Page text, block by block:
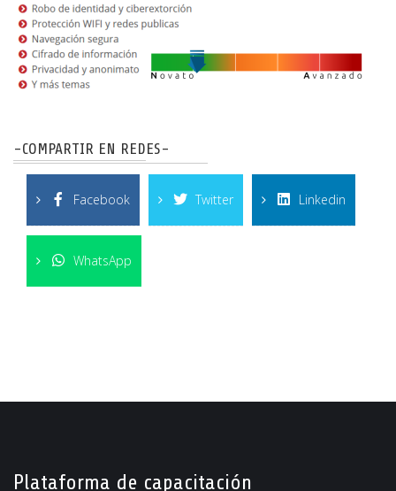
-COMPARTIR EN REDES-
Facebook Twitter Linkedin
WhatsApp
Plataforma de capacitación